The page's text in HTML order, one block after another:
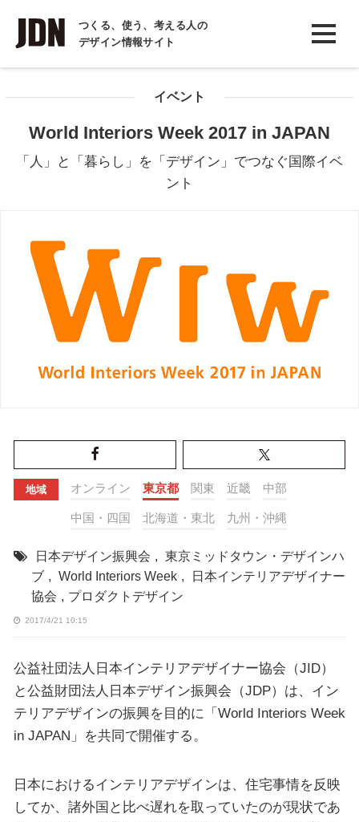
つくる、使う、考える人の
デザイン情報サイト
INTERVIEW
インタビュー
COLUMN
イベント
World Interiors Week 2017 in JAPAN
「人」と「暮らし」を「デザイン」でつなぐ国際イベ
ント
地域 オンライン 東京都 関東 近畿 中部
中国・四国 北海道・東北 九州・沖縄
日本デザイン振興会 , 東京ミッドタウン・デザインハ
ブ , World Interiors Week ,
日本インテリアデザイナー
協会 , プロダクトデザイン
2017/4/21 10:15
公益社団法人日本インテリアデザイナー協会（JID）
と公益財団法人日本デザイン振興会（JDP）は、イン
テリアデザインの振興を目的に「World Interiors Week
in JAPAN」を共同で開催する。
日本におけるインテリアデザインは、住宅事情を反映
してか、諸外国と比べ遅れを取っていたのが現状であ